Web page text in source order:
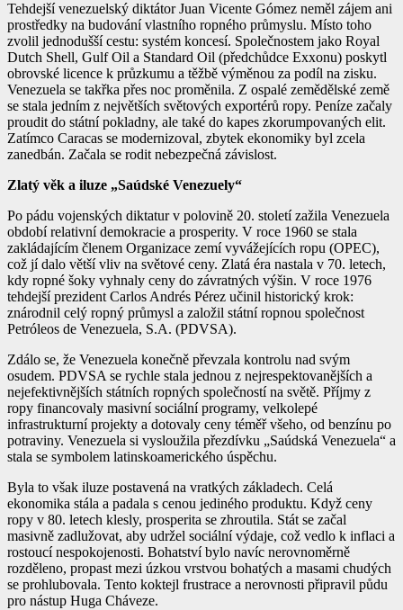
Tehdejší venezuelský diktátor Juan Vicente Gómez neměl zájem ani
prostředky na budování vlastního ropného průmyslu. Místo toho
zvolil jednodušší cestu: systém koncesí. Společnostem jako Royal
Dutch Shell, Gulf Oil a Standard Oil (předchůdce Exxonu) poskytl
obrovské licence k průzkumu a těžbě výměnou za podíl na zisku.
Venezuela se takřka přes noc proměnila. Z ospalé zemědělské země
se stala jedním z největších světových exportérů ropy. Peníze začaly
proudit do státní pokladny, ale také do kapes zkorumpovaných elit.
Zatímco Caracas se modernizoval, zbytek ekonomiky byl zcela
zanedbán. Začala se rodit nebezpečná závislost.
Zlatý věk a iluze „Saúdské Venezuely“
Po pádu vojenských diktatur v polovině 20. století zažila Venezuela
období relativní demokracie a prosperity. V roce 1960 se stala
zakládajícím členem Organizace zemí vyvážejících ropu (OPEC),
což jí dalo větší vliv na světové ceny. Zlatá éra nastala v 70. letech,
kdy ropné šoky vyhnaly ceny do závratných výšin. V roce 1976
tehdejší prezident Carlos Andrés Pérez učinil historický krok:
znárodnil celý ropný průmysl a založil státní ropnou společnost
Petróleos de Venezuela, S.A. (PDVSA).
Zdálo se, že Venezuela konečně převzala kontrolu nad svým
osudem. PDVSA se rychle stala jednou z nejrespektovanějších a
nejefektivnějších státních ropných společností na světě. Příjmy z
ropy financovaly masivní sociální programy, velkolepé
infrastrukturní projekty a dotovaly ceny téměř všeho, od benzínu po
potraviny. Venezuela si vysloužila přezdívku „Saúdská Venezuela“ a
stala se symbolem latinskoamerického úspěchu.
Byla to však iluze postavená na vratkých základech. Celá
ekonomika stála a padala s cenou jediného produktu. Když ceny
ropy v 80. letech klesly, prosperita se zhroutila. Stát se začal
masivně zadlužovat, aby udržel sociální výdaje, což vedlo k inflaci a
rostoucí nespokojenosti. Bohatství bylo navíc nerovnoměrně
rozděleno, propast mezi úzkou vrstvou bohatých a masami chudých
se prohlubovala. Tento koktejl frustrace a nerovnosti připravil půdu
pro nástup Huga Cháveze.